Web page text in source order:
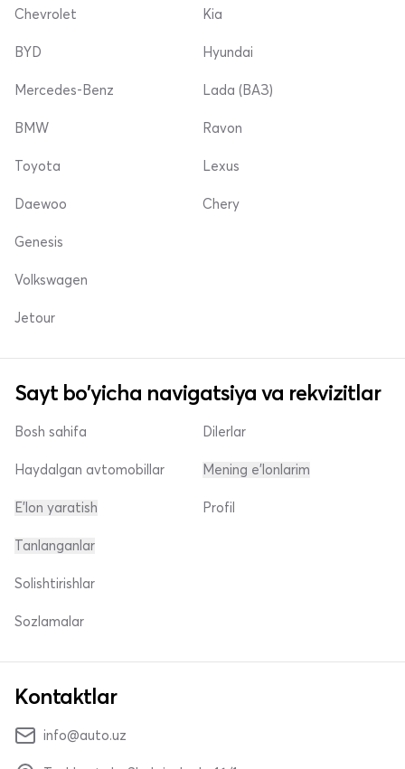
Chevrolet
BYD
Mercedes-Benz
Kia
Hyundai
Lada (ВАЗ)
BMW
Toyota
Daewoo
Ravon
Lexus
Chery
Genesis
Volkswagen
Jetour
Sayt bo'yicha navigatsiya va rekvizitlar
Bosh sahifa
Haydalgan avtomobillar
E'lon yaratish
Dilerlar
Mening e'lonlarim
Profil
Tanlanganlar
Solishtirishlar
Sozlamalar
Kontaktlar
info@auto.uz